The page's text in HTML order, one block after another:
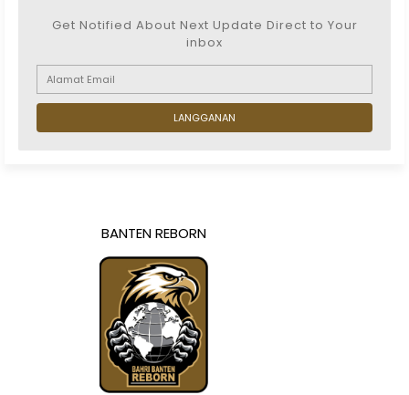
Get Notified About Next Update Direct to Your
inbox
BANTEN REBORN